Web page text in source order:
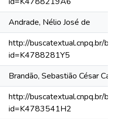
Andrade, Nélio José de
http://buscatextual.cnpq.br/
id=K4788281Y5
Brandão, Sebastião César
http://buscatextual.cnpq.br/
id=K4783541H2